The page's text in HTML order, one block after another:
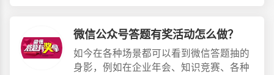
微信公众号答题有奖活动怎么做？
如今在各种场景都可以看到微信答题抽的
身影，例如在企业年会、知识竞赛、各种